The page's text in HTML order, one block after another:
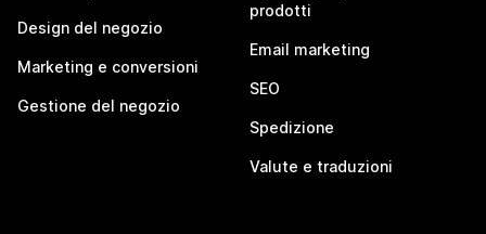
Design del negozio
Marketing e conversioni
Gestione del negozio
prodotti
Email marketing
SEO
Spedizione
Valute e traduzioni